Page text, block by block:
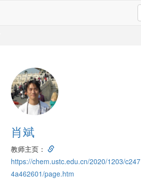
肖斌
教师主页：
https://chem.ustc.edu.cn/2020/1203/c247
4a462601/page.htm